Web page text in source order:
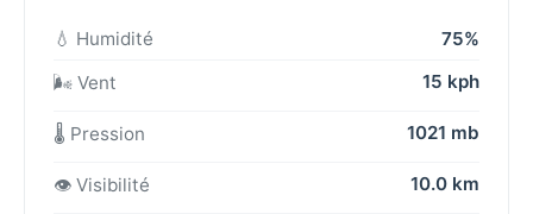
💧 Humidité
75%
🌬️ Vent
15 kph
🌡️ Pression 1021 mb
👁️ Visibilité 10.0 km